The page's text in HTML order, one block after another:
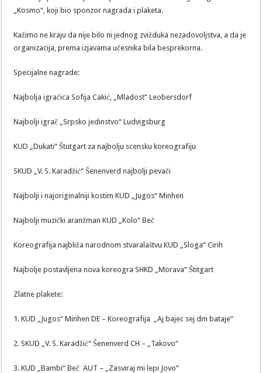
„Kosmo“, koji bio sponzor nagrada i plaketa.
Kažimo ne kraju da nije bilo ni jednog zvižduka nezadovoljstva, a da je
organizacija, prema izjavama učesnika bila besprekorna.
Specijalne nagrade:
Najbolja igračica Sofija Cakić, „Mladost“ Leobersdorf
Najbolji igrač „Srpsko jedinstvo“ Ludvigsburg
KUD „Dukati“ Štutgart za najbolju scensku koreografiju
SKUD „V. S. Karadžić“ Šenenverd najbolji pevači
Najbolji i najoriginalniji kostim KUD „Jugos“ Minhen
Najbolji muzički aranžman KUD „Kolo“ Beč
Koreografija najbliža narodnom stvaralaštvu KUD „Sloga“ Cirih
Najbolje postavljena nova koreogra SHKD „Morava“ Štitgart
Zlatne plakete:
1. KUD „Jugos“ Minhen DE – Koreografija „Aj bajec sej dm bataje“
2. SKUD „V. S. Karadžić“ Šenenverd CH – „Takovo“
3. KUD „Bambi“ Beč AUT – „Zasviraj mi lepi Jovo“